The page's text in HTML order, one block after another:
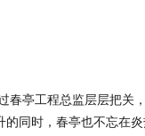
春亭工程总监层层把关
同时，春亭也不忘在